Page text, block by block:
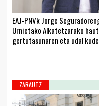
EAJ-PNVk Jorge
Urnietako Alkatetzarako
gertutasunaren eta udal
ZARAUTZ